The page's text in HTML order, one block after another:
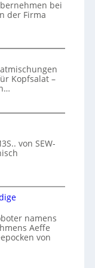
bei
der Firma
Kopfsalat –
von SEW-
namens
Aeffe
von